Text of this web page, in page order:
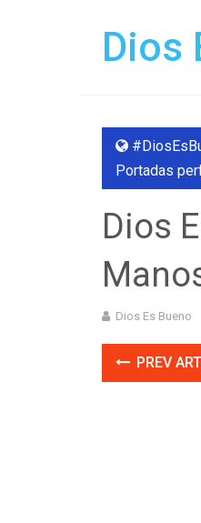
Dios
Portadas
Dios
Dios Es Bueno
PREV